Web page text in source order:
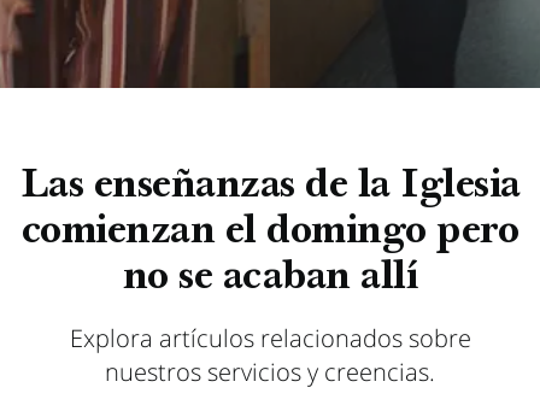
Las enseñanzas de la Iglesia
comienzan el domingo pero
no se acaban allí
Explora artículos relacionados sobre
nuestros servicios y creencias.